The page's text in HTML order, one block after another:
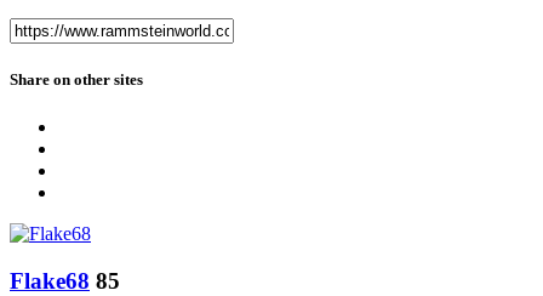
Share on other sites
Flake68 85